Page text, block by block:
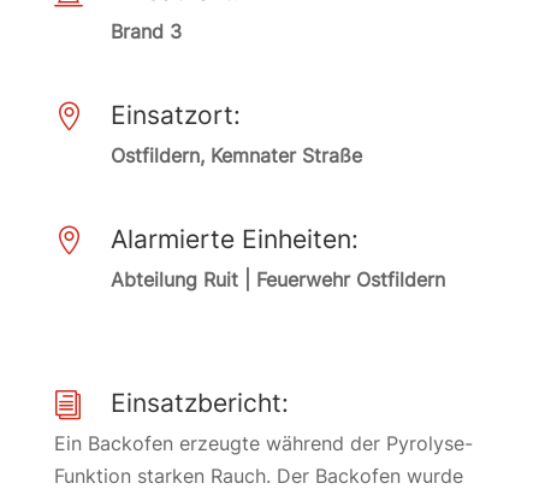
Brand 3
 Einsatzort:
Ostfildern, Kemnater Straße
 Alarmierte Einheiten:
Abteilung Ruit | Feuerwehr Ostfildern
i Einsatzbericht:
Ein Backofen erzeugte während der Pyrolyse-
Funktion starken Rauch. Der Backofen wurde